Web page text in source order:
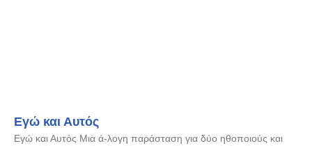
Εγώ και Αυτός
Εγώ και Αυτός Μια ά-λογη παράσταση για δύο ηθοποιούς και